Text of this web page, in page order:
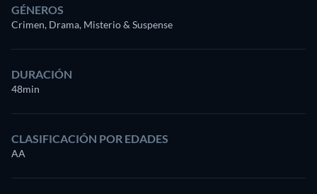
GÉNEROS
Crimen, Drama, Misterio & Suspense
DURACIÓN
48min
CLASIFICACIÓN POR EDADES
AA